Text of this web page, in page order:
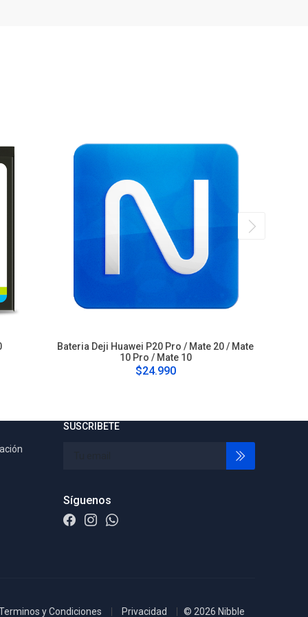
Bateria Deji Huawei P20 Pro / Mate 20 / Mate
10 Pro / Mate 10
$24.990
SUSCRIBETE
Síguenos
y Condiciones Privacidad © 2026 Nibble